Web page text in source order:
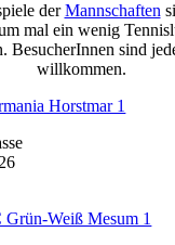
derMannschaften
mal ein wenig
BesucherInnen sind
willkommen.
Horstmar 1
Weiß Mesum 1